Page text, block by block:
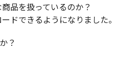
品を扱っているのか？
ドできるようになりました。
？